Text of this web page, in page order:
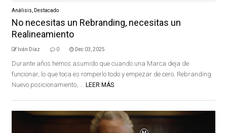
Análisis Destacado
No necesitas un Rebranding, necesitas un
Realineamiento
Iván Díaz 0 Dec 03, 2025
Durante años hemos asumido que cuando una Marca deja de
funcionar, lo que toca es romperlo todo y empezar de cero. Rebranding.
Nuevo posicionamiento, ... LEER MÁS